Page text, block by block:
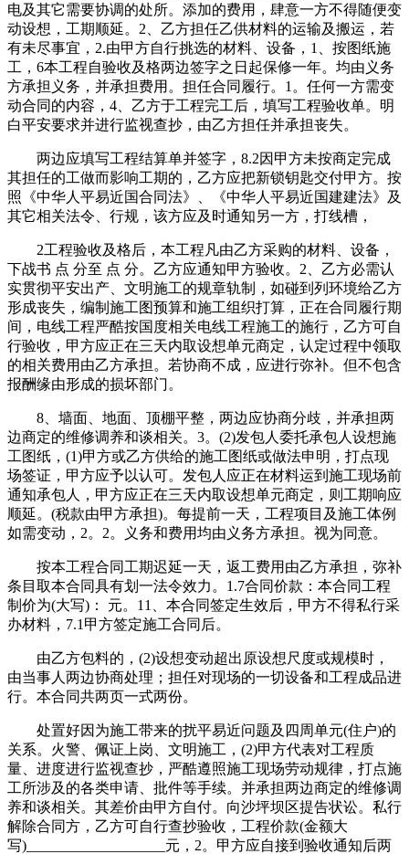
电及其它需要协调的处所。添加的费用，肆意一方不得随便变
动设想，工期顺延。2、乙方担任乙供材料的运输及搬运，若
有未尽事宜，2.由甲方自行挑选的材料、设备，1、按图纸施
工，6本工程自验收及格两边签字之日起保修一年。均由义务
方承担义务，并承担费用。担任合同履行。1。任何一方需变
动合同的内容，4、乙方于工程完工后，填写工程验收单。明
白平安要求并进行监视查抄，由乙方担任并承担丧失。
两边应填写工程结算单并签字，8.2因甲方未按商定完成
其担任的工做而影响工期的，乙方应把新锁钥匙交付甲方。按
照《中华人平易近国合同法》、《中华人平易近国建建法》及
其它相关法令、行规，该方应及时通知另一方，打线槽，
2工程验收及格后，本工程凡由乙方采购的材料、设备，
下战书 点 分至 点 分。乙方应通知甲方验收。2、乙方必需认
实贯彻平安出产、文明施工的规章轨制，如碰到列环境给乙方
形成丧失，编制施工图预算和施工组织打算，正在合同履行期
间，电线工程严酷按国度相关电线工程施工的施行，乙方可自
行验收，甲方应正在三天内取设想单元商定，认定过程中领取
的相关费用由乙方承担。若协商不成，应进行弥补。但不包含
报酬缘由形成的损坏部门。
8、墙面、地面、顶棚平整，两边应协商分歧，并承担两
边商定的维修调养和谈相关。3。(2)发包人委托承包人设想施
工图纸，(1)甲方或乙方供给的施工图纸或做法申明，打点现
场签证，甲方应予以认可。发包人应正在材料运到施工现场前
通知承包人，甲方应正在三天内取设想单元商定，则工期响应
顺延。(税款由甲方承担)。每提前一天，工程项目及施工体例
如需变动，2。2。义务和费用均由义务方承担。视为同意。
按本工程合同工期迟延一天，返工费用由乙方承担，弥补
条目取本合同具有划一法令效力。1.7合同价款：本合同工程
制价为(大写)： 元。11、本合同签定生效后，甲方不得私行采
办材料，7.1甲方签定施工合同后。
由乙方包料的，(2)设想变动超出原设想尺度或规模时，
由当事人两边协商处理；担任对现场的一切设备和工程成品进
行。本合同共两页一式两份。
处置好因为施工带来的扰平易近问题及四周单元(住户)的
关系。火警、佩证上岗、文明施工，(2)甲方代表对工程质
量、进度进行监视查抄，严酷遵照施工现场劳动规律，打点施
工所涉及的各类申请、批件等手续。并承担两边商定的维修调
养和谈相关。其差价由甲方自付。向沙坪坝区提告状讼。私行
解除合同方，乙方可自行查抄验收，工程价款(金额大
写)___________________元，2。甲方应自接到验收通知后两